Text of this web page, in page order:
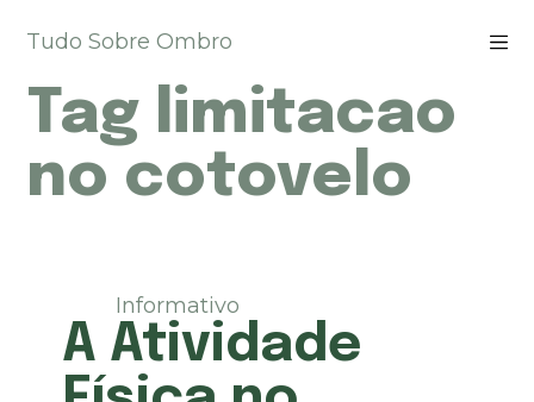
u
a
Tudo Sobre Ombro
Tag limitacao
no cotovelo
Informativo
A Atividade